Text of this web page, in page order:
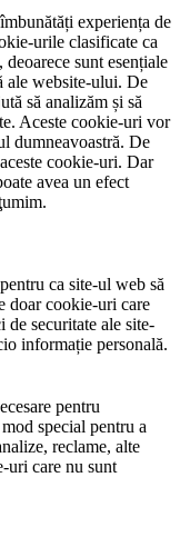
experiența de
urile clasificate ca
sunt esențiale
ale website-ului. De
să analizăm și să
Aceste cookie-uri vor
dumneavoastră. De
cookie-uri. Dar
avea un efect
ca site-ul web să
doar cookie-uri care
de securitate ale site-
informație personală.
pentru
special pentru a
reclame, alte
uri care nu sunt